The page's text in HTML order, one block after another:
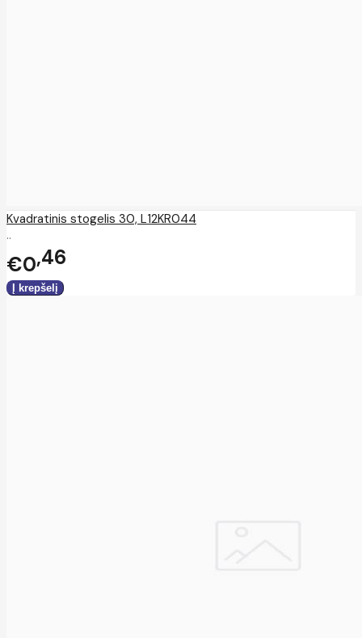
Kvadratinis stogelis 30, L12KR044
..
€0 46